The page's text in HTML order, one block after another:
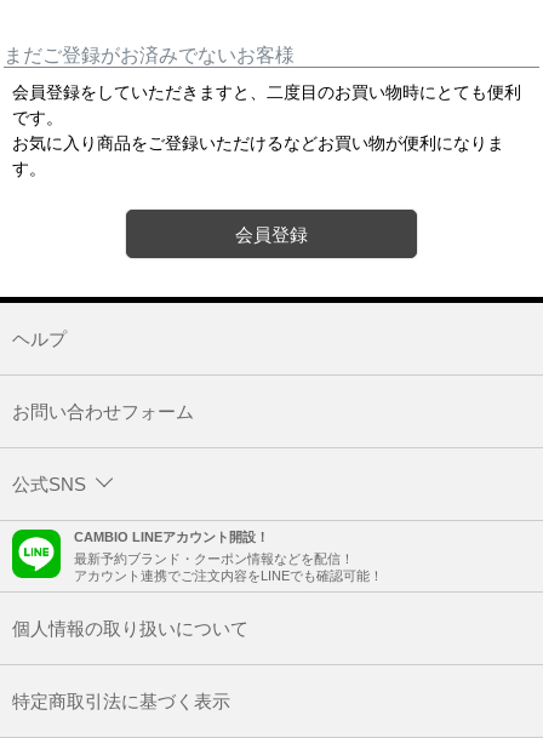
まだご登録がお済みでないお客様
会員登録をしていただきますと、二度目のお買い物時にとても便利
です。
お気に入り商品をご登録いただけるなどお買い物が便利になりま
す。
会員登録
ヘルプ
お問い合わせフォーム
公式SNS
CAMBIO LINEアカウント開設！
最新予約ブランド・クーポン情報などを配信！
アカウント連携でご注文内容をLINEでも確認可能！
個人情報の取り扱いについて
特定商取引法に基づく表示